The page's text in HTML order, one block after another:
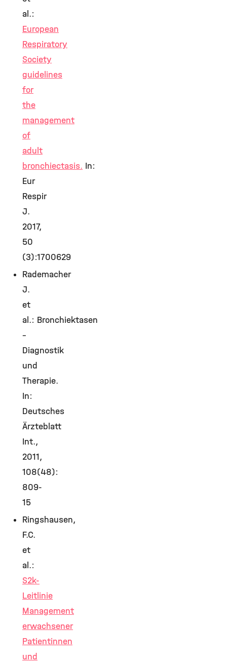
al.:
European
Respiratory
Society
guidelines
for
the
management
of
adult
bronchiectasis. In:
Eur
Respir
J.
2017,
50
(3):1700629
Rademacher
J.
et
al.: Bronchiektasen
–
Diagnostik
und
Therapie.
In:
Deutsches
Ärzteblatt
Int.,
2011,
108(48):
809-
15
Ringshausen,
F.C.
et
al.:
S2k-
Leitlinie
Management
erwachsener
Patientinnen
und